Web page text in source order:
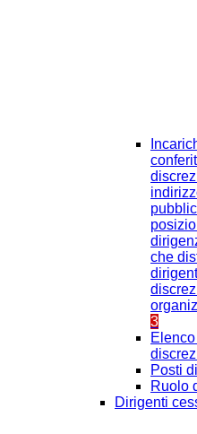
che
3
Posti
Ruolo
Dirigenti